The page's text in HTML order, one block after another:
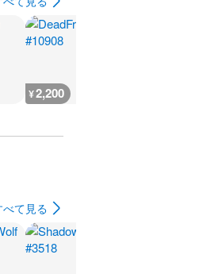
¥2,200
べて見る